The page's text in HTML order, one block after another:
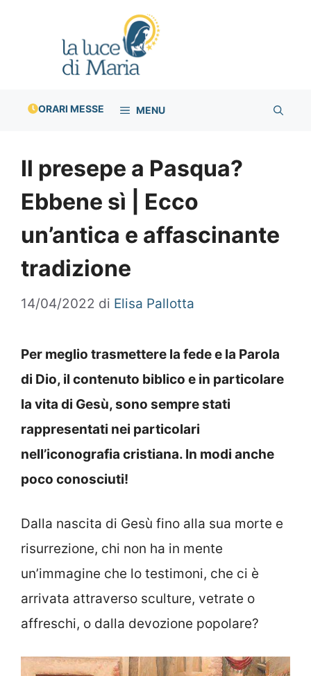
ORARI MESSE MENU
Il presepe a Pasqua?
Ebbene sì | Ecco
un’antica e affascinante
tradizione
14/04/2022 di Elisa Pallotta
Per meglio trasmettere la fede e la Parola
di Dio, il contenuto biblico e in particolare
la vita di Gesù, sono sempre stati
rappresentati nei particolari
nell’iconografia cristiana. In modi anche
poco conosciuti!
Dalla nascita di Gesù fino alla sua morte e
risurrezione, chi non ha in mente
un’immagine che lo testimoni, che ci è
arrivata attraverso sculture, vetrate o
affreschi, o dalla devozione popolare?